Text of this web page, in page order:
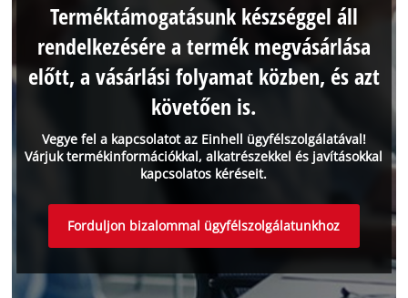
Vegye fel a kapcsolatot az Einhell ügyfélszolgálatával!
Várjuk termékinformációkkal, alkatrészekkel és javításokkal
kapcsolatos kéréseit.
Terméktámogatásunk készséggel áll
rendelkezésére a termék megvásárlása
előtt, a vásárlási folyamat közben, és azt
követően is.
Forduljon bizalommal ügyfélszolgálatunkhoz